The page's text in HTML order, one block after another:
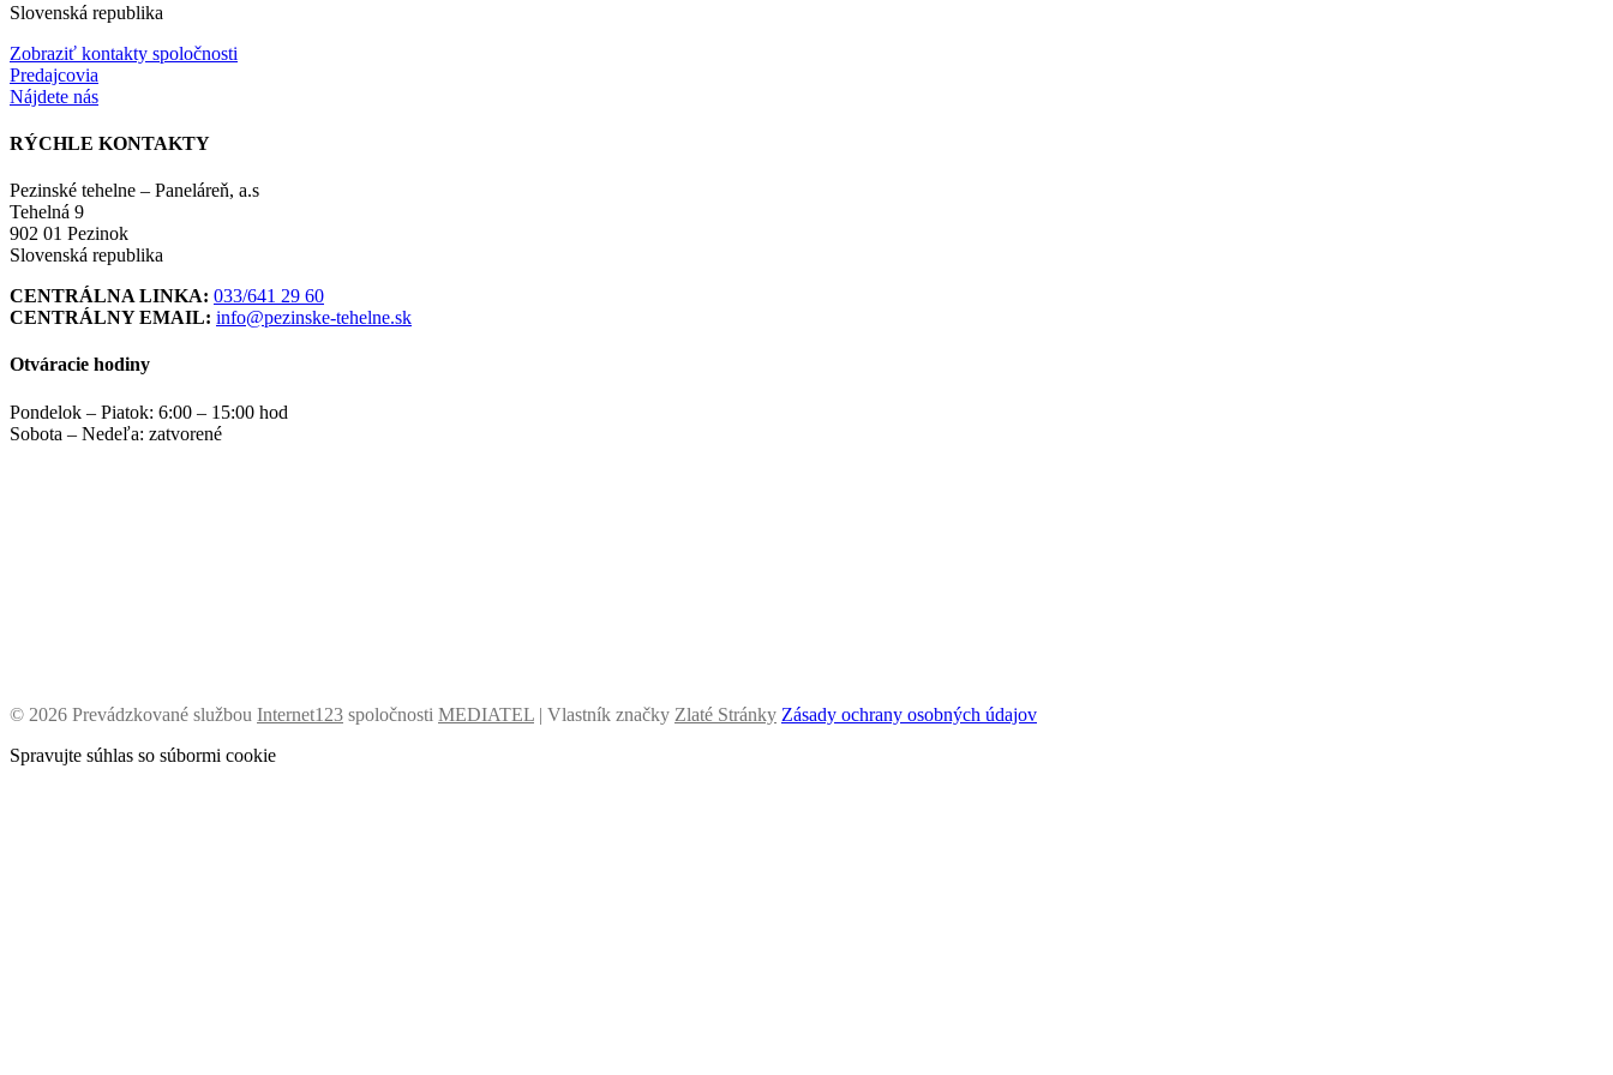
Slovenská republika
Zobraziť kontakty spoločnosti
Predajcovia
Nájdete nás
RÝCHLE KONTAKTY
Pezinské tehelne – Paneláreň, a.s
Tehelná 9
902 01 Pezinok
Slovenská republika
CENTRÁLNA LINKA: 033/641 29 60
CENTRÁLNY EMAIL: info@pezinske-tehelne.sk
Otváracie hodiny
Pondelok – Piatok: 6:00 – 15:00 hod
Sobota – Nedeľa: zatvorené
© 2026 Prevádzkované službou Internet123 spoločnosti MEDIATEL | Vlastník značky Zlaté Stránky Zásady ochrany osobných údajov
Spravujte súhlas so súbormi cookie